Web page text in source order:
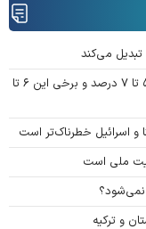
تبدیل می‌کند
طبق محاسبه جدید سهم ایران در دریای خزر بین ۵ تا ۷ درصد و برخی این ۶ تا
و اسرائیل خطرناک‌تر است
ملی است
نمی‌شود؟
و ترکیه